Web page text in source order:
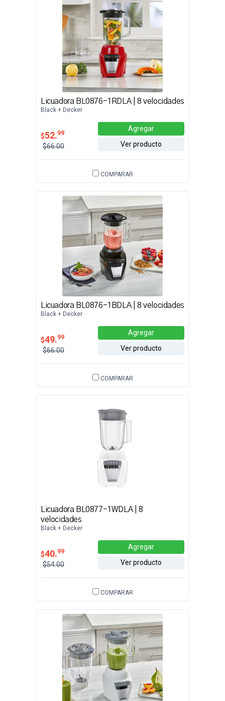
Licuadora BL0876-1RDLA | 8 velocidades
Black + Decker
$52.99
$66.00
Agregar
Ver producto
COMPARAR
Licuadora BL0876-1BDLA | 8 velocidades
Black + Decker
$49.99
$66.00
Agregar
Ver producto
COMPARAR
Licuadora BL0877-1WDLA | 8
velocidades
Black + Decker
$40.99
$54.00
Agregar
Ver producto
COMPARAR